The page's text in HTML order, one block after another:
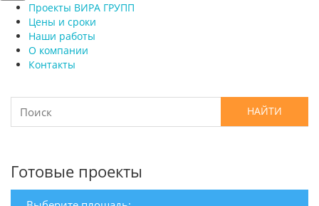
Проекты ВИРА ГРУПП
Цены и сроки
Наши работы
О компании
Контакты
Готовые проекты